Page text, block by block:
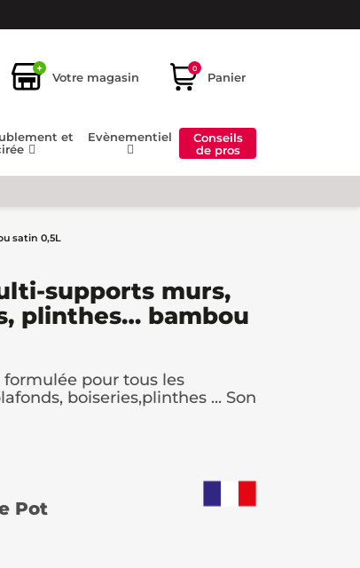
+
Votre magasin
0
Panier
et
Evènementiel
Conseils
de pros
satin 0,5L
supports murs,
plinthes… bambou
pour tous les
boiseries,plinthes ... Son
Pot